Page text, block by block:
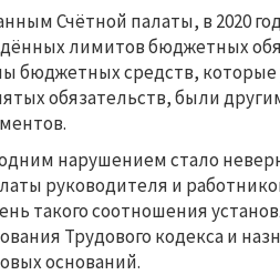
Счётной палаты, в 2020
лимитов бюджетных
бюджетных средств,
обязательств, были
нарушением стало
руководителя и
такого соотношения
Трудового кодекса и
оснований.